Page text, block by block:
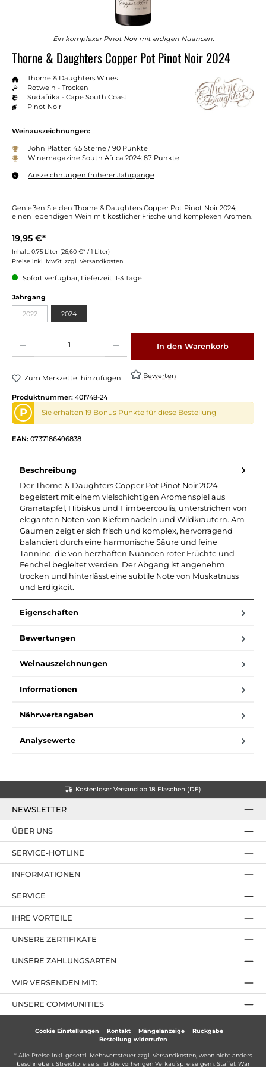
Ein komplexer Pinot Noir mit erdigen Nuancen.
Thorne & Daughters Copper Pot Pinot Noir 2024
Thorne & Daughters Wines
Rotwein - Trocken
Südafrika - Cape South Coast
Pinot Noir
Weinauszeichnungen:
John Platter: 4.5 Sterne / 90 Punkte
Winemagazine South Africa 2024: 87 Punkte
Auszeichnungen früherer Jahrgänge
Genießen Sie den Thorne & Daughters Copper Pot Pinot Noir 2024,
einen lebendigen Wein mit köstlicher Frische und komplexen Aromen.
19,95 €*
Inhalt: 0.75 Liter (26,60 €* / 1 Liter)
Preise inkl. MwSt. zzgl. Versandkosten
Sofort verfügbar, Lieferzeit: 1-3 Tage
Jahrgang
2022(Diese Option ist zurzeit nicht verfügbar.)
2024
In den Warenkorb
Zum Merkzettel hinzufügen Bewerten
Produktnummer: 401748-24
P Sie erhalten 19 Bonus Punkte für diese Bestellung
EAN: 0737186496838
Beschreibung
Der Thorne & Daughters Copper Pot Pinot Noir 2024
begeistert mit einem vielschichtigen Aromenspiel aus
Granatapfel, Hibiskus und Himbeercoulis, unterstrichen von
eleganten Noten von Kiefernnadeln und Wildkräutern. Am
Gaumen zeigt er sich frisch und komplex, hervorragend
balanciert durch eine harmonische Säure und feine
Tannine, die von herzhaften Nuancen roter Früchte und
Fenchel begleitet werden. Der Abgang ist angenehm
trocken und hinterlässt eine subtile Note von Muskatnuss
und Erdigkeit.
Eigenschaften
Bewertungen
Weinauszeichnungen
Informationen
Nährwertangaben
Analysewerte
Kostenloser Versand ab 18 Flaschen (DE)
NEWSLETTER
SERVICE-HOTLINE
IHRE VORTEILE
UNSERE ZAHLUNGSARTEN
ÜBER UNS
UNSERE ZERTIFIKATE
INFORMATIONEN
SERVICE
UNSERE COMMUNITIES
WIR VERSENDEN MIT:
Cookie Einstellungen Kontakt Mängelanzeige
Rückgabe
Bestellung widerrufen
* Alle Preise inkl. gesetzl. Mehrwertsteuer zzgl. Versandkosten, wenn nicht anders
beschrieben. Streichpreise sind die vorherigen Verkaufspreise gem. Staffel. War